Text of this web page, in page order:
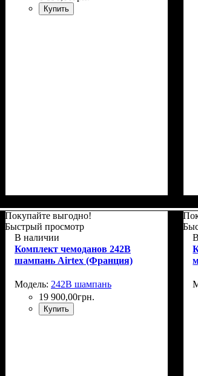
Купить
Покупайте выгодно!
Быстрый просмотр
В наличии
Комплект чемоданов 242B
шампань Airtex (Франция)
Модель: 242B шампань
19 900,00грн.
Купить